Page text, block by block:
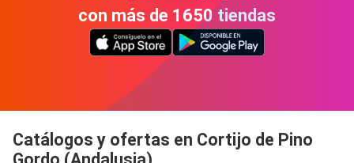
con más de 1650 tiendas
Catálogos y ofertas en Cortijo de Pino